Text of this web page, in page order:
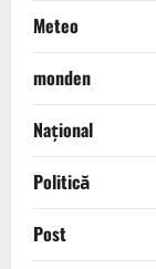
Meteo
monden
Național
Politică
Post